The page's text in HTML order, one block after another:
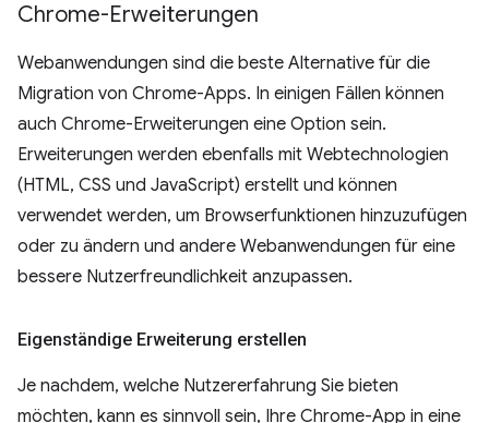
Chrome-Erweiterungen
Webanwendungen sind die beste Alternative für die
Migration von Chrome-Apps. In einigen Fällen können
auch Chrome-Erweiterungen eine Option sein.
Erweiterungen werden ebenfalls mit Webtechnologien
(HTML, CSS und JavaScript) erstellt und können
verwendet werden, um Browserfunktionen hinzuzufügen
oder zu ändern und andere Webanwendungen für eine
bessere Nutzerfreundlichkeit anzupassen.
Eigenständige Erweiterung erstellen
Je nachdem, welche Nutzererfahrung Sie bieten
möchten, kann es sinnvoll sein, Ihre Chrome-App in eine